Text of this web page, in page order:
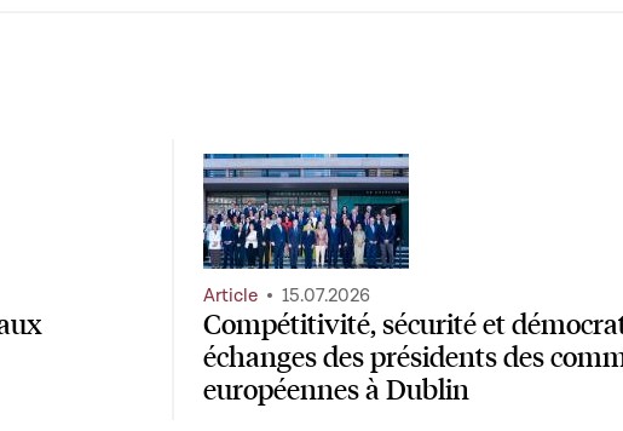
Compétitivité, sécurité et
échanges des présidents des
européennes à Dublin
Article 15.07.2026